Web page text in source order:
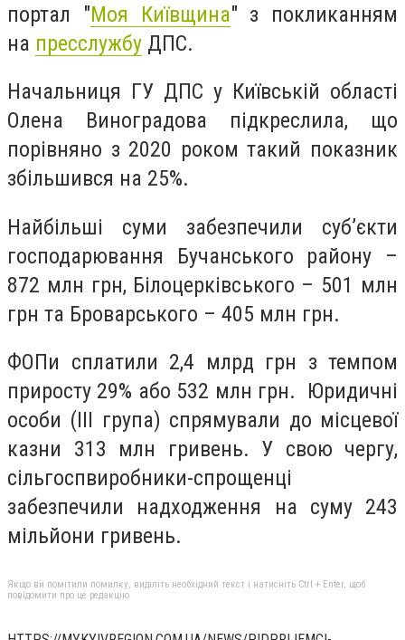
портал "Моя Київщина" з покликанням
на пресслужбу ДПС.
Начальниця ГУ ДПС у Київській області
Олена Виноградова підкреслила, що
порівняно з 2020 роком такий показник
збільшився на 25%.
Найбільші суми забезпечили суб’єкти
господарювання Бучанського району –
872 млн грн, Білоцерківського – 501 млн
грн та Броварського – 405 млн грн.
ФОПи сплатили 2,4 млрд грн з темпом
приросту 29% або 532 млн грн. Юридичні
особи (ІІІ група) спрямували до місцевої
казни 313 млн гривень. У свою чергу,
сільгоспвиробники-спрощенці
забезпечили надходження на суму 243
мільйони гривень.
Якщо ви помітили помилку, виділіть необхідний текст і натисніть Ctrl + Enter, щоб
повідомити про це редакцію